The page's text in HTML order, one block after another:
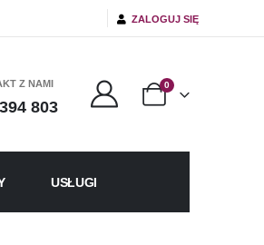
ZALOGUJ SIĘ
Z NAMI
803
0
USŁUGI